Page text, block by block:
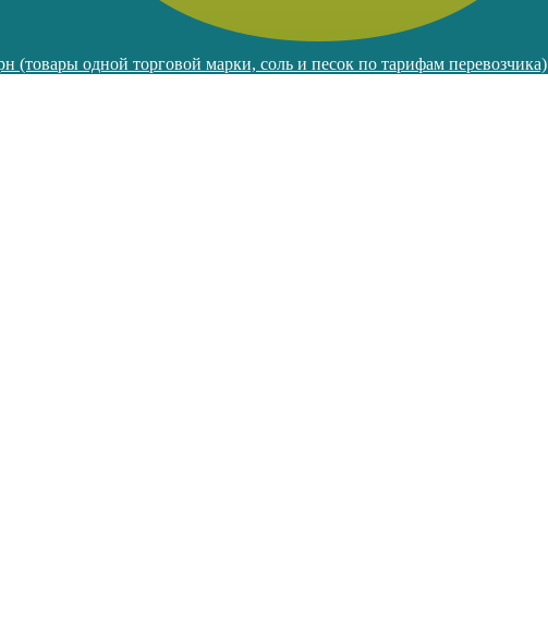
(товары одной торговой марки, соль и песок по тарифам перевозчика)